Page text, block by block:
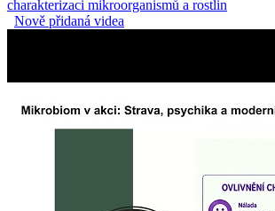
charakterizaci mikroorganismů a rostlin
Nově přidaná videa